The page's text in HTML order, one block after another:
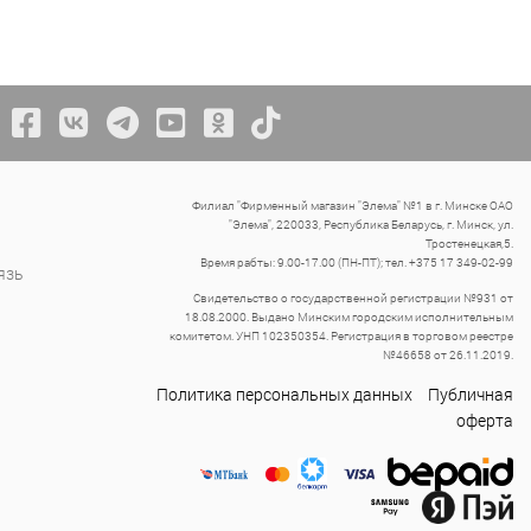
Филиал "Фирменный магазин "Элема" №1 в г. Минске ОАО
"Элема", 220033, Республика Беларусь, г. Минск, ул.
Тростенецкая,5.
Время рабты: 9.00-17.00 (ПН-ПТ); тел. +375 17 349-02-99
Свидетельство о государственной регистрации №931 от
18.08.2000. Выдано Минским городским исполнительным
комитетом. УНП 102350354. Регистрация в торговом реестре
№46658 от 26.11.2019.
Политика персональных данных
Публичная
оферта